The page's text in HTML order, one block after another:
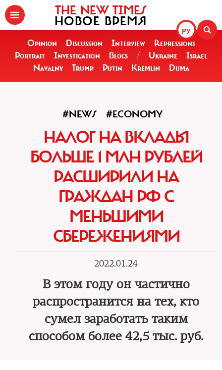
РУ
THE NEW TIMES
НОВОЕ ВРЕМЯ
Opinion Discussion Interview
Repressions
Portrait
Investigation Blogs / Ukraine
Israel
Navalny
Trump Putin Kremlin Duma
#NEWS #ECONOMY
НАЛОГ НА ВКЛАДЫ
БОЛЬШЕ 1 МЛН РУБЛЕЙ
РАСШИРИЛИ НА
ГРАЖДАН РФ С
МЕНЬШИМИ
СБЕРЕЖЕНИЯМИ
2022.01.24
В этом году он частично
распространится на тех, кто
сумел заработать таким
способом более 42,5 тыс. руб.